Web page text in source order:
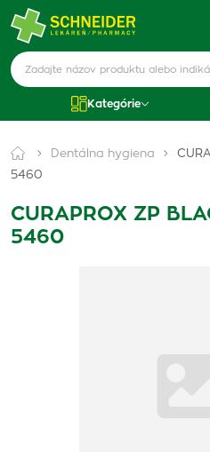
Kategórie
Dentálna hygiena
5460
CURAPROX ZP
5460